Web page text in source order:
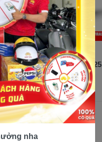
50cc Vespa VIRAL 2025
5 lượt mua
20,200,000đ 20,200,000đ
nha